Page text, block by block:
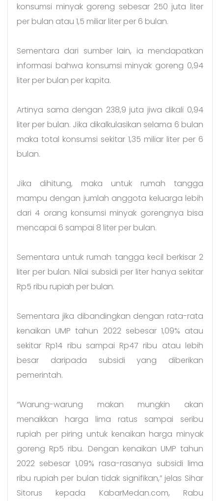
konsumsi minyak goreng sebesar 250 juta liter
per bulan atau 1,5 miliar liter per 6 bulan.
Sementara dari sumber lain, ia mendapatkan
informasi bahwa konsumsi minyak goreng 0,94
liter per bulan per kapita.
Artinya sama dengan 238,9 juta jiwa dikali 0,94
liter per bulan. Jika dikalkulasikan selama 6 bulan
maka total konsumsi sekitar 1,35 miliar liter per 6
bulan.
Jika dihitung, maka untuk rumah tangga
mampu dengan jumlah anggota keluarga lebih
dari 4 orang konsumsi minyak gorengnya bisa
mencapai 6 sampai 8 liter per bulan.
Sementara untuk rumah tangga kecil berkisar 2
liter per bulan. Nilai subsidi per liter hanya sekitar
Rp5 ribu rupiah per bulan.
Sementara jika dibandingkan dengan rata-rata
kenaikan UMP tahun 2022 sebesar 1,09% atau
sekitar Rp14 ribu sampai Rp47 ribu atau lebih
besar daripada subsidi yang diberikan
pemerintah.
“Warung-warung makan mungkin akan
menaikkan harga lima ratus sampai seribu
rupiah per piring untuk kenaikan harga minyak
goreng Rp5 ribu. Dengan kenaikan UMP tahun
2022 sebesar 1,09% rasa-rasanya subsidi lima
ribu rupiah per bulan tidak signifikan,” jelas Sihar
Sitorus kepada KabarMedan.com, Rabu